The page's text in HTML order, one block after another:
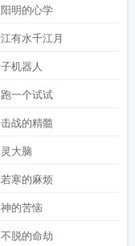
明的心学
有水千江月
机器人
一个试试
战的精髓
大脑
寒的麻烦
的苦恼
脱的命劫